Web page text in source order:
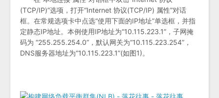
(TCP/IP)”选项，打开“Internet 协议(TCP/IP) 属性”对话
框。在常规选项卡中点选“使用下面的IP地址”单选框，并指
定静态IP地址。本例使用IP地址为“10.115.223.1”，子网掩
码为 “255.255.254.0”，默认网关为“10.115.223.254”，
DNS服务器地址为“10.115.223.1”(如图1)。